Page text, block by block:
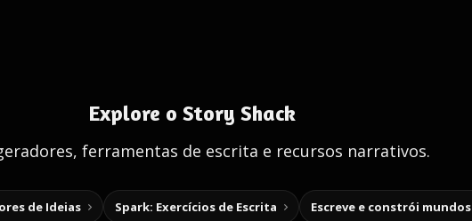
Explore o Story Shack
ferramentas de escrita e recursos narrativos.
de Ideias Spark: Exercícios de Escrita Escreve e constrói mundos